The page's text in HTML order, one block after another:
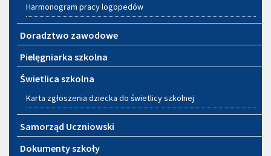
Harmonogram pracy logopedów
Doradztwo zawodowe
Pielęgniarka szkolna
Świetlica szkolna
Karta zgłoszenia dziecka do świetlicy szkolnej
Samorząd Uczniowski
Dokumenty szkoły